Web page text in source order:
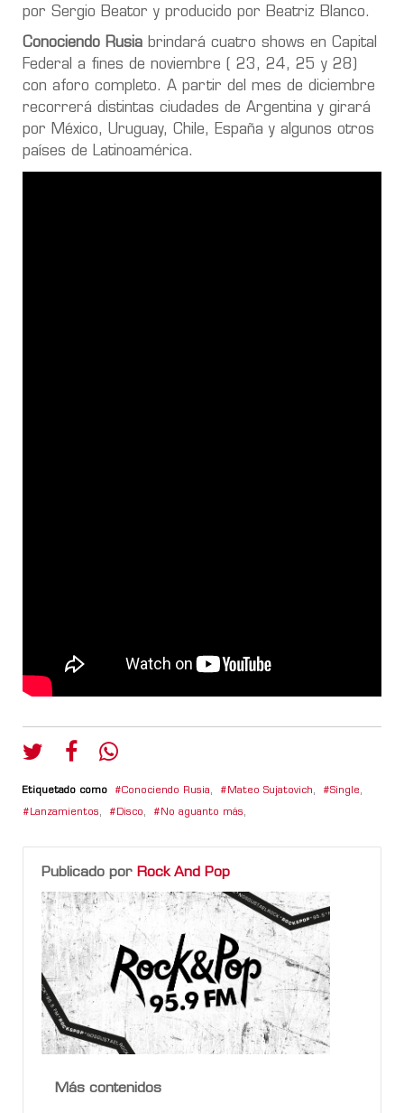
por Sergio Beator y producido por Beatriz Blanco.
Conociendo Rusia brindará cuatro shows en Capital
Federal a fines de noviembre ( 23, 24, 25 y 28)
con aforo completo. A partir del mes de diciembre
recorrerá distintas ciudades de Argentina y girará
por México, Uruguay, Chile, España y algunos otros
países de Latinoamérica.
Etiquetado como Conociendo Rusia, Mateo Sujatovich, Single,
Lanzamientos, Disco, No aguanto más,
Publicado por Rock And Pop
Más contenidos